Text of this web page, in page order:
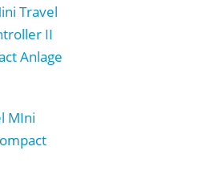
Travel
II
Anlage
MIni